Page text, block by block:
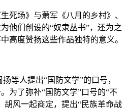
场》与萧军《八月的乡村》、
他们创设的“奴隶丛书”，还为之
高度赞扬这些作品独特的意义。
人提出“国防文学”的口号，
为了弥补“国防文学”口号的“不
胡风一起商定，提出“民族革命战